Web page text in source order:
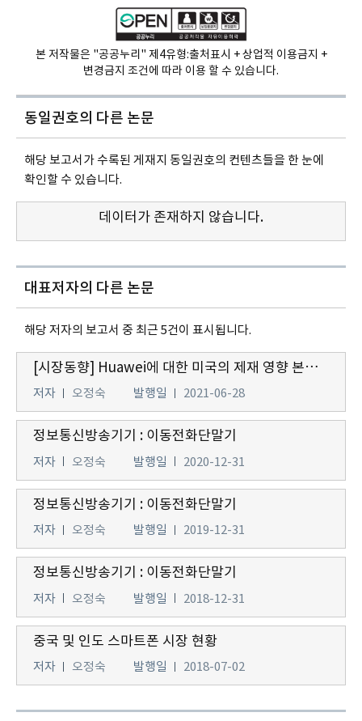
본 저작물은 "공공누리" 제4유형:출처표시 + 상업적 이용금지 +
변경금지 조건에 따라 이용 할 수 있습니다.
동일권호의 다른 논문
해당 보고서가 수록된 게재지 동일권호의 컨텐츠들을 한 눈에
확인할 수 있습니다.
데이터가 존재하지 않습니다.
대표저자의 다른 논문
해당 저자의 보고서 중 최근 5건이 표시됩니다.
[시장동향] Huawei에 대한 미국의 제재 영향 본격화에 따른 글로벌 스마트폰 시장 경쟁 변화 현황 및 전망
저자 오정숙 발행일 2021-06-28
정보통신방송기기 : 이동전화단말기
저자 오정숙 발행일 2020-12-31
정보통신방송기기 : 이동전화단말기
저자 오정숙 발행일 2019-12-31
정보통신방송기기 : 이동전화단말기
저자 오정숙 발행일 2018-12-31
중국 및 인도 스마트폰 시장 현황
저자 오정숙 발행일 2018-07-02